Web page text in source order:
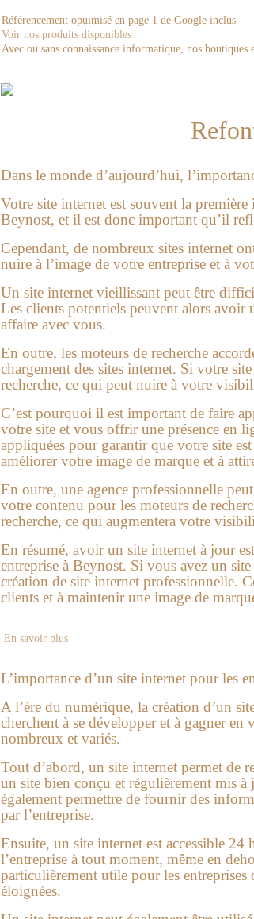
Référencement opuimisé en page 1 de Google inclus
Voir nos produits disponibles
Avec ou sans connaissance informatique, nos
Dans le monde d’aujourd’hui,
Votre site internet est souvent la
Beynost, et il est donc important qu’il
Cependant, de nombreux sites internet
nuire à l’image de votre entreprise et à
Un site internet vieillissant peut être
Les clients potentiels peuvent alors avoir
affaire avec vous.
En outre, les moteurs de recherche
chargement des sites internet. Si votre
recherche, ce qui peut nuire à votre
C’est pourquoi il est important de faire
votre site et vous offrir une présence en
appliquées pour garantir que votre site
améliorer votre image de marque et à
En outre, une agence professionnelle
votre contenu pour les moteurs de
recherche, ce qui augmentera votre
En résumé, avoir un site internet à jour
entreprise à Beynost. Si vous avez un
création de site internet professionnelle.
clients et à maintenir une image de
En savoir plus
L’importance d’un site internet pour les
A l’ère du numérique, la création d’un
cherchent à se développer et à gagner
nombreux et variés.
Tout d’abord, un site internet permet de
un site bien conçu et régulièrement mis
également permettre de fournir des
par l’entreprise.
Ensuite, un site internet est accessible
l’entreprise à tout moment, même en
particulièrement utile pour les entreprises
éloignées.